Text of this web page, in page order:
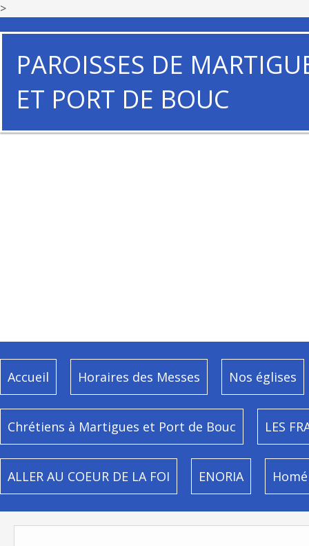
>
PAROISSES DE
ET PORT DE BOUC
Accueil Horaires des Messes Nos églises
Chrétiens à Martigues et Port de Bouc LES
ALLER AU COEUR DE LA FOI ENORIA